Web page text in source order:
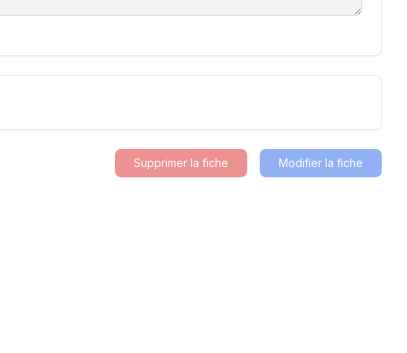
Supprimer la fiche Modifier la fiche